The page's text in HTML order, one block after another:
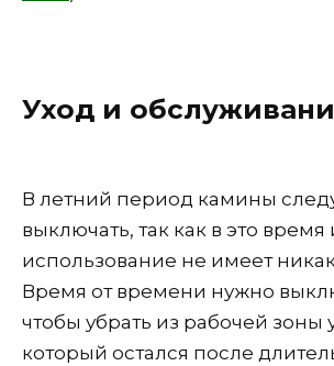
Уход и
В летний период камины
выключать, так как в это время
использование не имеет
Время от времени нужно
чтобы убрать из рабочей зоны
который остался после